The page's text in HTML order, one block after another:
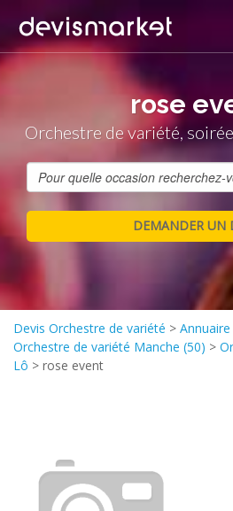
rose
Orchestre de variété,
Devis Orchestre de variété >
Orchestre de variété Manche (50) >
Lô > rose event